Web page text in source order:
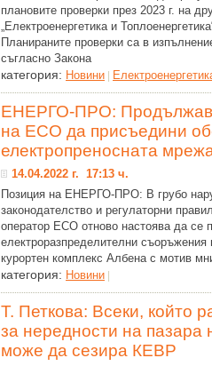
плановите проверки през 2023 г. на
„Електроенергетика и
Планираните проверки са в
съгласно Закона
категория: Новини |
ЕНЕРГО-ПРО:
на ЕСО да присъедини
електропреносната
14.04.2022 г. 17:13 ч.
Позиция на ЕНЕРГО-ПРО: В грубо
законодателство и регулаторни
оператор ЕСО отново настоява да се
електроразпределителни
курортен комплекс Албена с мотив
категория: Новини |
Т. Петкова: Всеки, който
за нередности на пазара
може да сезира КЕВР